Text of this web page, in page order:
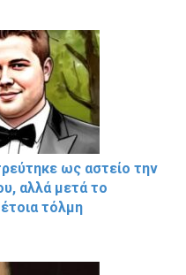
ως αστείο την
αλλά μετά το
τόλμη